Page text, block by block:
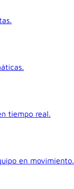
tiempo real.
en movimiento.